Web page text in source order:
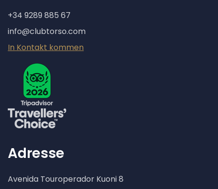
+34 9289 885 67
info@clubtorso.com
In Kontakt kommen
Adresse
Avenida Touroperador Kuoni 8